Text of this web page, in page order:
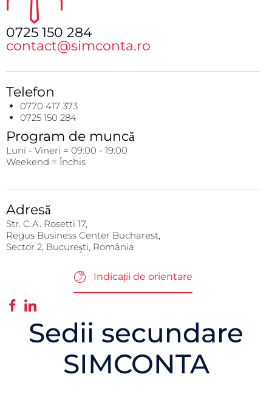
0725 150 284
contact@simconta.ro
Telefon
0770 417 373
0725 150 284
Program de muncă
Luni - Vineri = 09:00 - 19:00
Weekend = Închis
Adresă
Str. C.A. Rosetti 17,
Regus Business Center Bucharest,
Sector 2, București, România
Indicații de orientare
Sedii secundare
SIMCONTA